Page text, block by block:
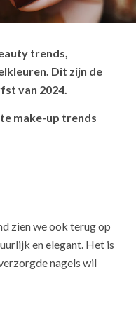
trends,
Dit zijn de
van 2024.
make-up trends
zien we ook terug op
en elegant. Het is
nagels wil